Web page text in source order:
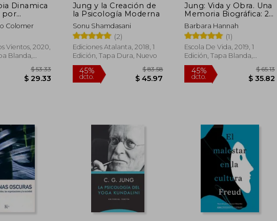
Dinamica
por
Colomer
Vientos, 2020,
Blanda,
Jung y la Creación de
la Psicología Moderna
Sonu Shamdasani
(2)
Ediciones Atalanta, 2018, 1
Edición, Tapa Dura, Nuevo
$ 45.97
Jung: Vida y Obra. Una
Memoria Biográfica: 2
(Confesiones)
Barbara Hannah
(1)
Escola De Vida, 2019, 1
Edición, Tapa Blanda,
Nuevo